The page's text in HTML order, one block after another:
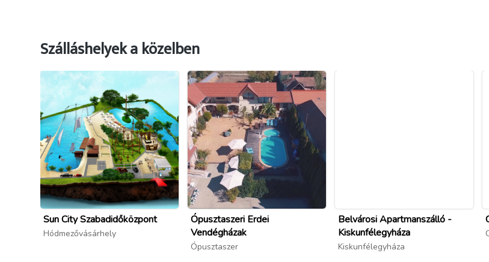
Szálláshelyek a közelben
Sun City Szabadidőközpont
Hódmezővásárhely
Ópusztaszeri Erdei
Vendégházak
Ópusztaszer
Belvárosi Apartmanszálló -
Kiskunfélegyháza
Kiskunfélegyháza